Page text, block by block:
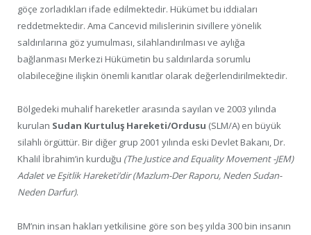
göçe zorladıkları ifade edilmektedir. Hükümet bu iddiaları
reddetmektedir. Ama Cancevid milislerinin sivillere yönelik
saldırılarına göz yumulması, silahlandırılması ve aylığa
bağlanması Merkezi Hükümetin bu saldırılarda sorumlu
olabileceğine ilişkin önemli kanıtlar olarak değerlendirilmektedir.
Bölgedeki muhalif hareketler arasında sayılan ve 2003 yılında
kurulan Sudan Kurtuluş Hareketi/Ordusu (SLM/A) en büyük
silahlı örgüttür. Bir diğer grup 2001 yılında eski Devlet Bakanı, Dr.
Khalil İbrahim’in kurduğu (The Justice and Equality Movement -JEM)
Adalet ve Eşitlik Hareketi’dir (Mazlum-Der Raporu, Neden Sudan-
Neden Darfur).
BM’nin insan hakları yetkilisine göre son beş yılda 300 bin insanın